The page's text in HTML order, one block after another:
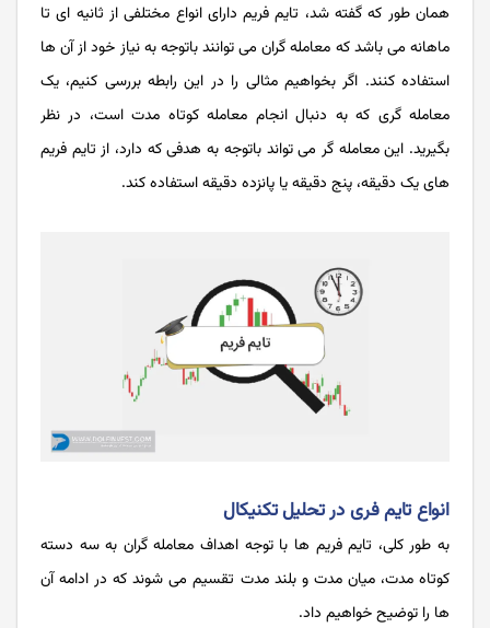
همان طور که گفته شد، تایم فریم دارای انواع مختلفی از ثانیه ای تا
ماهانه می باشد که معامله گران می توانند باتوجه به نیاز خود از آن ها
استفاده کنند. اگر بخواهیم مثالی را در این رابطه بررسی کنیم، یک
معامله گری که به دنبال انجام معامله کوتاه مدت است، در نظر
بگیرید. این معامله گر می تواند باتوجه به هدفی که دارد، از تایم فریم
های یک دقیقه، پنج دقیقه یا پانزده دقیقه استفاده کند.
انواع تایم فری در تحلیل تکنیکال
به طور کلی، تایم ‌فریم‌ ها با توجه اهداف معامله گران به سه دسته
کوتاه‌ مدت، میان مدت و بلند مدت تقسیم می ‌شوند که در ادامه آن
ها را توضیح خواهیم داد.